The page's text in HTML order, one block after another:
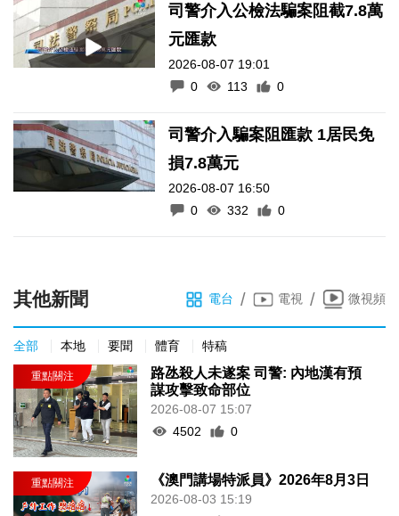
司警介入公檢法騙案阻截7.8萬
元匯款
2026-08-07 19:01
0
113 0
司警介入騙案阻匯款 1居民免
損7.8萬元
2026-08-07 16:50
0
332 0
其他新聞 電台 / 電視 / 微視頻
全部 本地 要聞 體育 特稿
路氹殺人未遂案 司警: 內地漢有預
謀攻擊致命部位
2026-08-07 15:07
4502
0
《澳門講場特派員》2026年8月3日
2026-08-03 15:19